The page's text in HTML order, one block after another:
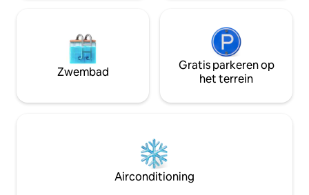
Zwembad
Gratis parkeren op
het terrein
Airconditioning